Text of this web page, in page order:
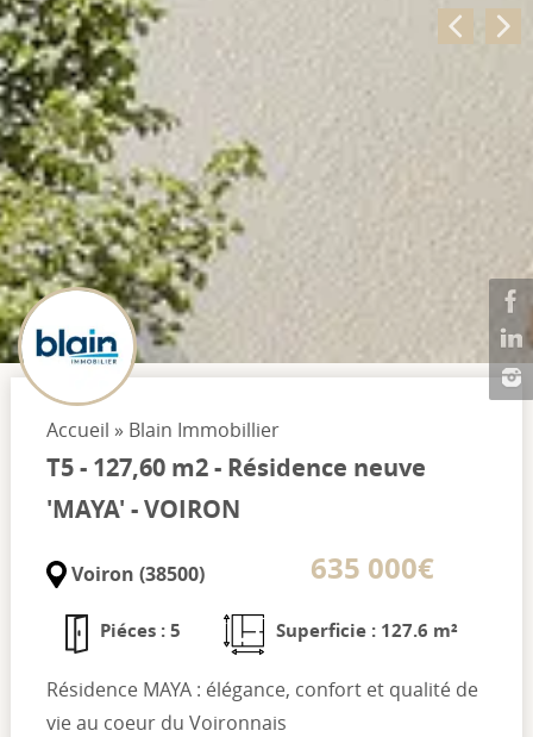
Accueil » Blain Immobillier
T5 - 127,60 m2 - Résidence neuve
'MAYA' - VOIRON
Voiron (38500) 635 000€
Piéces : 5 Superficie : 127.6 m²
Résidence MAYA : élégance, confort et qualité de
vie au coeur du Voironnais